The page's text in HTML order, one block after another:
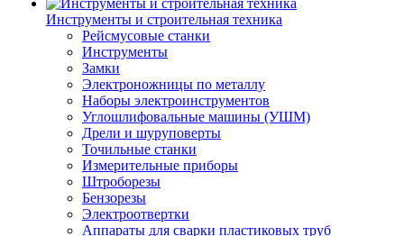
Инструменты и строительная техника
Рейсмусовые станки
Инструменты
Замки
Электроножницы по металлу
Наборы электроинструментов
Углошлифовальные машины (УШМ)
Дрели и шуруповерты
Точильные станки
Измерительные приборы
Штроборезы
Бензорезы
Электроотвертки
Аппараты для сварки пластиковых труб